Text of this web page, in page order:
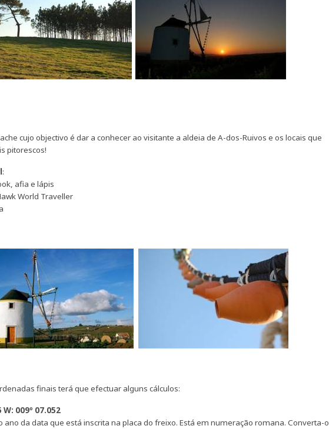
cujo objectivo é dar a conhecer ao visitante a aldeia de A-dos-Ruivos e os locais que
pitorescos!
:
afia e lápis
World Traveller
finais terá que efectuar alguns cálculos:
W: 009º 07.052
ano da data que está inscrita na placa do freixo. Está em numeração romana. Converta-o